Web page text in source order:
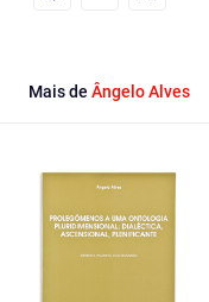
Mais de Ângelo Alves